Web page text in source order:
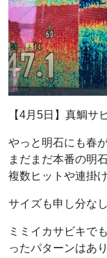
【4月5日】真鯛サ
やっと明石にも春
まだまだ本番の明
複数ヒットや連掛
サイズも申し分な
ミミイカサビキで
ったパターンはあ